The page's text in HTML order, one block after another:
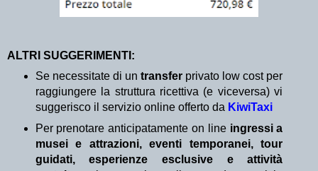
ALTRI SUGGERIMENTI:
Se necessitate di un transfer privato low cost per
raggiungere la struttura ricettiva (e viceversa) vi
suggerisco il servizio online offerto da KiwiTaxi
Per prenotare anticipatamente on line ingressi a
musei e attrazioni, eventi temporanei, tour
guidati, esperienze esclusive e attività